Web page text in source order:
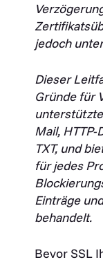
jedoch
Dieser
Gründe für
Mail, HTTP-
TXT, und
für jedes
Einträge
behandelt.
Bevor SSL